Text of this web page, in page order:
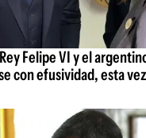
Felipe VI y el
con efusividad, esta